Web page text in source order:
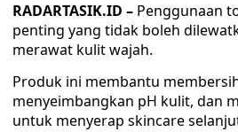
RADARTASIK.ID – Penggunaan
penting yang tidak boleh
merawat kulit wajah.
Produk ini membantu
menyeimbangkan pH kulit, dan
untuk menyerap skincare